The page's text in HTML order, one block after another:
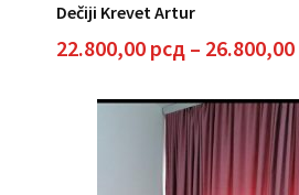
Dečiji Krevet Artur
22.800,00 рсд – 26.800,00